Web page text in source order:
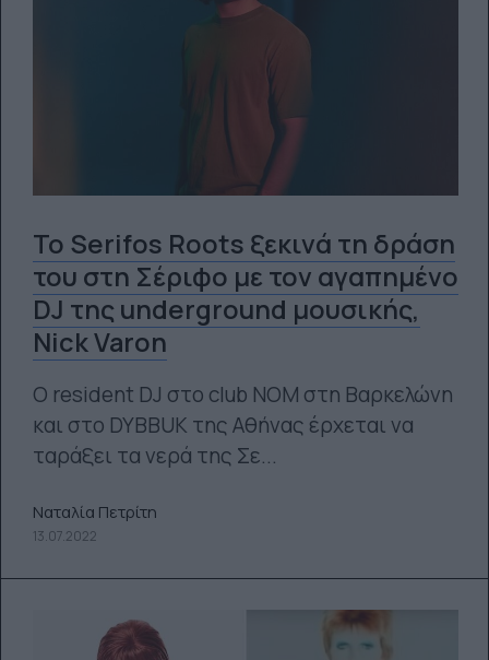
Το Serifos Roots ξεκινά τη δράση
του στη Σέριφο με τον αγαπημένο
DJ της underground μουσικής,
Nick Varon
O resident DJ στο club NOM στη Βαρκελώνη
και στο DYBBUK της Αθήνας έρχεται να
ταράξει τα νερά της Σε...
Ναταλία Πετρίτη
13.07.2022